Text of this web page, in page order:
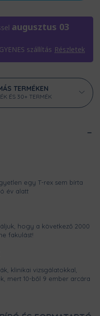
augusztus 03
szállítás Részletek
TERMÉKEN
ÉS 30+ TERMÉK
egy T-rex sem bírta
év alatt
hogy a következő 2000
fakulást!
klinikai vizsgálatokkal,
mert 10-ből 9 ember arcára